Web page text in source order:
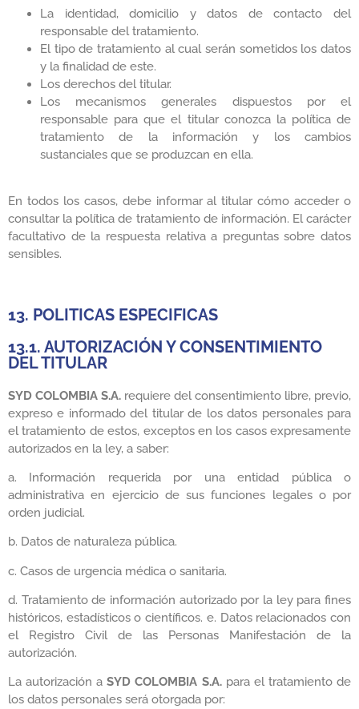
La identidad, domicilio y datos de contacto del
responsable del tratamiento.
El tipo de tratamiento al cual serán sometidos los datos
y la finalidad de este.
Los derechos del titular.
Los mecanismos generales dispuestos por el
responsable para que el titular conozca la política de
tratamiento de la información y los cambios
sustanciales que se produzcan en ella.
En todos los casos, debe informar al titular cómo acceder o
consultar la política de tratamiento de información. El carácter
facultativo de la respuesta relativa a preguntas sobre datos
sensibles.
13. POLITICAS ESPECIFICAS
13.1. AUTORIZACIÓN Y CONSENTIMIENTO
DEL TITULAR
SYD COLOMBIA S.A. requiere del consentimiento libre, previo,
expreso e informado del titular de los datos personales para
el tratamiento de estos, exceptos en los casos expresamente
autorizados en la ley, a saber:
a. Información requerida por una entidad pública o
administrativa en ejercicio de sus funciones legales o por
orden judicial.
b. Datos de naturaleza pública.
c. Casos de urgencia médica o sanitaria.
d. Tratamiento de información autorizado por la ley para fines
históricos, estadísticos o científicos. e. Datos relacionados con
el Registro Civil de las Personas Manifestación de la
autorización.
La autorización aSYD COLOMBIA S.A.para el tratamiento de
los datos personales será otorgada por: